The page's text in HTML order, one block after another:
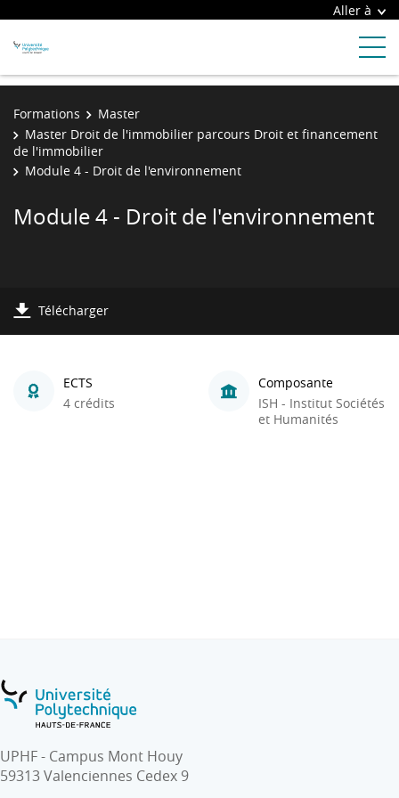
Aller à
Formations
Master
Master Droit de l'immobilier parcours Droit et financement
de l'immobilier
Module 4 - Droit de l'environnement
Module 4 - Droit de l'environnement
Télécharger
ECTS
4 crédits
Composante
ISH - Institut Sociétés
et Humanités
UPHF - Campus Mont Houy
59313 Valenciennes Cedex 9